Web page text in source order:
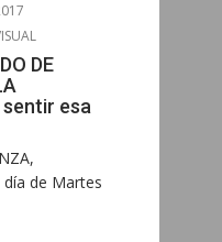
DE
sentir esa
día de Martes